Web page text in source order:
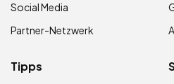
Social Media
Partner-Netzwerk
Tipps